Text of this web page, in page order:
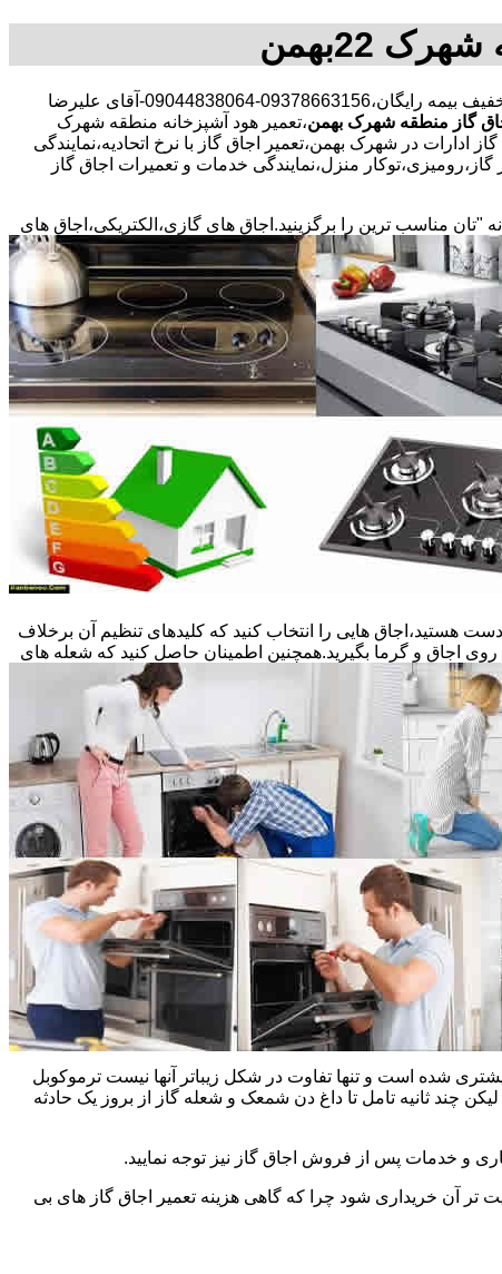
30 در صد تخفیف بیمه رایگان،09378663156-09044838064-آقای علیرضا
گاز منطقه شهرک بهمن،تعمیر هود آشپزخانه منطقه شهرک
ادارات در شهرک بهمن،تعمیر اجاق گاز با نرخ اتحادیه،نمایندگی
منزل،نمایندگی خدمات و تعمیرات اجاق گاز
مناسب ترین را برگزینید.اجاق های گازی،الکتریکی،اجاق های
هستید،اجاق هایی را انتخاب کنید که کلیدهای تنظیم آن برخلاف
اجاق و گرما بگیرید.همچنین اطمینان حاصل کنید که شعله های
شده است و تنها تفاوت در شکل زیباتر آنها نیست ترموکوبل
ثانیه تامل تا داغ دن شمعک و شعله گاز از بروز یک حادثه
و خدمات پس از فروش اجاق گاز نیز توجه نمایید.
تر آن خریداری شود چرا که گاهی هزینه تعمیر اجاق گاز های بی